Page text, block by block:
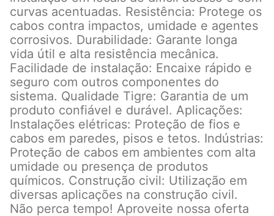
curvas acentuadas. Resistência: Protege os
cabos contra impactos, umidade e agentes
corrosivos. Durabilidade: Garante longa
vida útil e alta resistência mecânica.
Facilidade de instalação: Encaixe rápido e
seguro com outros componentes do
sistema. Qualidade Tigre: Garantia de um
produto confiável e durável. Aplicações:
Instalações elétricas: Proteção de fios e
cabos em paredes, pisos e tetos. Indústrias:
Proteção de cabos em ambientes com alta
umidade ou presença de produtos
químicos. Construção civil: Utilização em
diversas aplicações na construção civil.
Não perca tempo! Aproveite nossa oferta